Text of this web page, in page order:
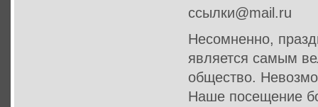
ссылки@mail.ru
Несомненно,
является самым
общество.
Наше посещение